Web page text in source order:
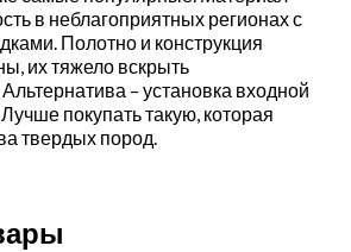
в неблагоприятных регионах с
Полотно и конструкция
их тяжело вскрыть
– установка входной
покупать такую, которая
твердых пород.